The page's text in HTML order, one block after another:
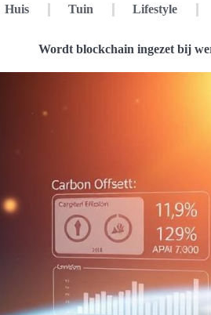
Huis Tuin Lifestyle
Wordt blockchain ingezet bij